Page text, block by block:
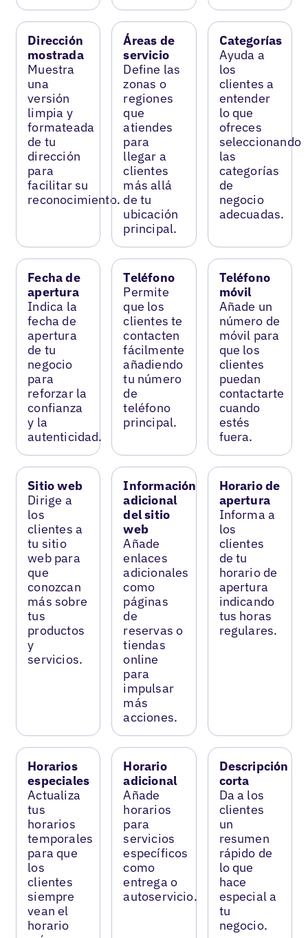
Dirección
mostrada
Muestra
una
versión
limpia y
formateada
de tu
dirección
para
facilitar su
reconocimiento.
Áreas de
servicio
Define las
zonas o
regiones
que
atiendes
para
llegar a
clientes
más allá
de tu
ubicación
principal.
Categorías
Ayuda a
los
clientes a
entender
lo que
ofreces
seleccionando
las
categorías
de
negocio
adecuadas.
Fecha de
apertura
Indica la
fecha de
apertura
de tu
negocio
para
reforzar la
confianza
y la
autenticidad.
Teléfono
Permite
que los
clientes te
contacten
fácilmente
añadiendo
tu número
de
teléfono
principal.
Teléfono
móvil
Añade un
número de
móvil para
que los
clientes
puedan
contactarte
cuando
estés
fuera.
Sitio web
Dirige a
los
clientes a
tu sitio
web para
que
conozcan
más sobre
tus
productos
y
servicios.
Información
adicional
del sitio
web
Añade
enlaces
adicionales
como
páginas
de
reservas o
tiendas
online
para
impulsar
más
acciones.
Horario de
apertura
Informa a
los
clientes
de tu
horario de
apertura
indicando
tus horas
regulares.
Horarios
especiales
Actualiza
tus
horarios
temporales
para que
los
clientes
siempre
vean el
horario
Horario
adicional
Añade
horarios
para
servicios
específicos
como
entrega o
autoservicio.
Descripción
corta
Da a los
clientes
un
resumen
rápido de
lo que
hace
especial a
tu
negocio.